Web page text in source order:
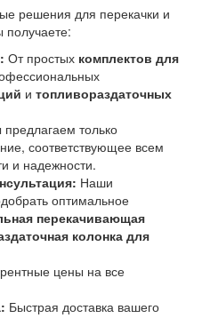
решения для перекачки и
От простых комплектов для
и топливораздаточных
только
соответствующее всем
и надежности.
Наши
оптимальное
перекачивающая
колонка для
цены на все
Быстрая доставка вашего